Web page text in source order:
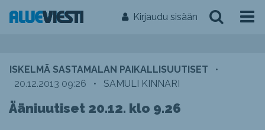
Kirjaudu sisään
ISKELMÄ SASTAMALAN PAIKALLISUUTISET
•
20.12.2013 09:26
• SAMULI KINNARI
Ääniuutiset 20.12. klo 9.26